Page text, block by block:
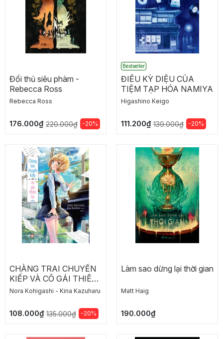
Đối thủ siêu phàm -
Rebecca Ross
Rebecca Ross
176.000₫ 220.000₫ -20%
Bestseller
ĐIỀU KỲ DIỆU CỦA
TIỆM TẠP HÓA NAMIYA
Higashino Keigo
111.200₫ 139.000₫ -20%
CHÀNG TRAI CHUYỂN
KIẾP VÀ CÔ GÁI THIÊN
TÀI - TẬP 2
Nora Kohigashi - Kina Kazuharu
108.000₫ 135.000₫ -20%
Làm sao dừng lại thời gian
Matt Haig
190.000₫